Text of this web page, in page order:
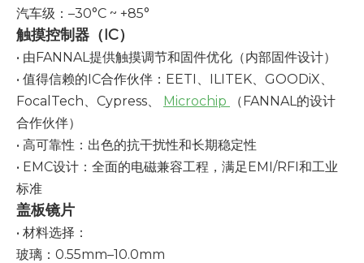
汽车级：–30°C ~ +85°
触摸控制器（IC）
• 由FANNAL提供触摸调节和固件优化（内部固件设计）
• 值得信赖的IC合作伙伴：EETI、ILITEK、GOODiX、
FocalTech、Cypress、 Microchip
（FANNAL的设计
合作伙伴）
• 高可靠性：出色的抗干扰性和长期稳定性
• EMC设计：全面的电磁兼容工程，满足EMI/RFI和工业
标准
盖板镜片
• 材料选择：
玻璃：0.55mm–10.0mm